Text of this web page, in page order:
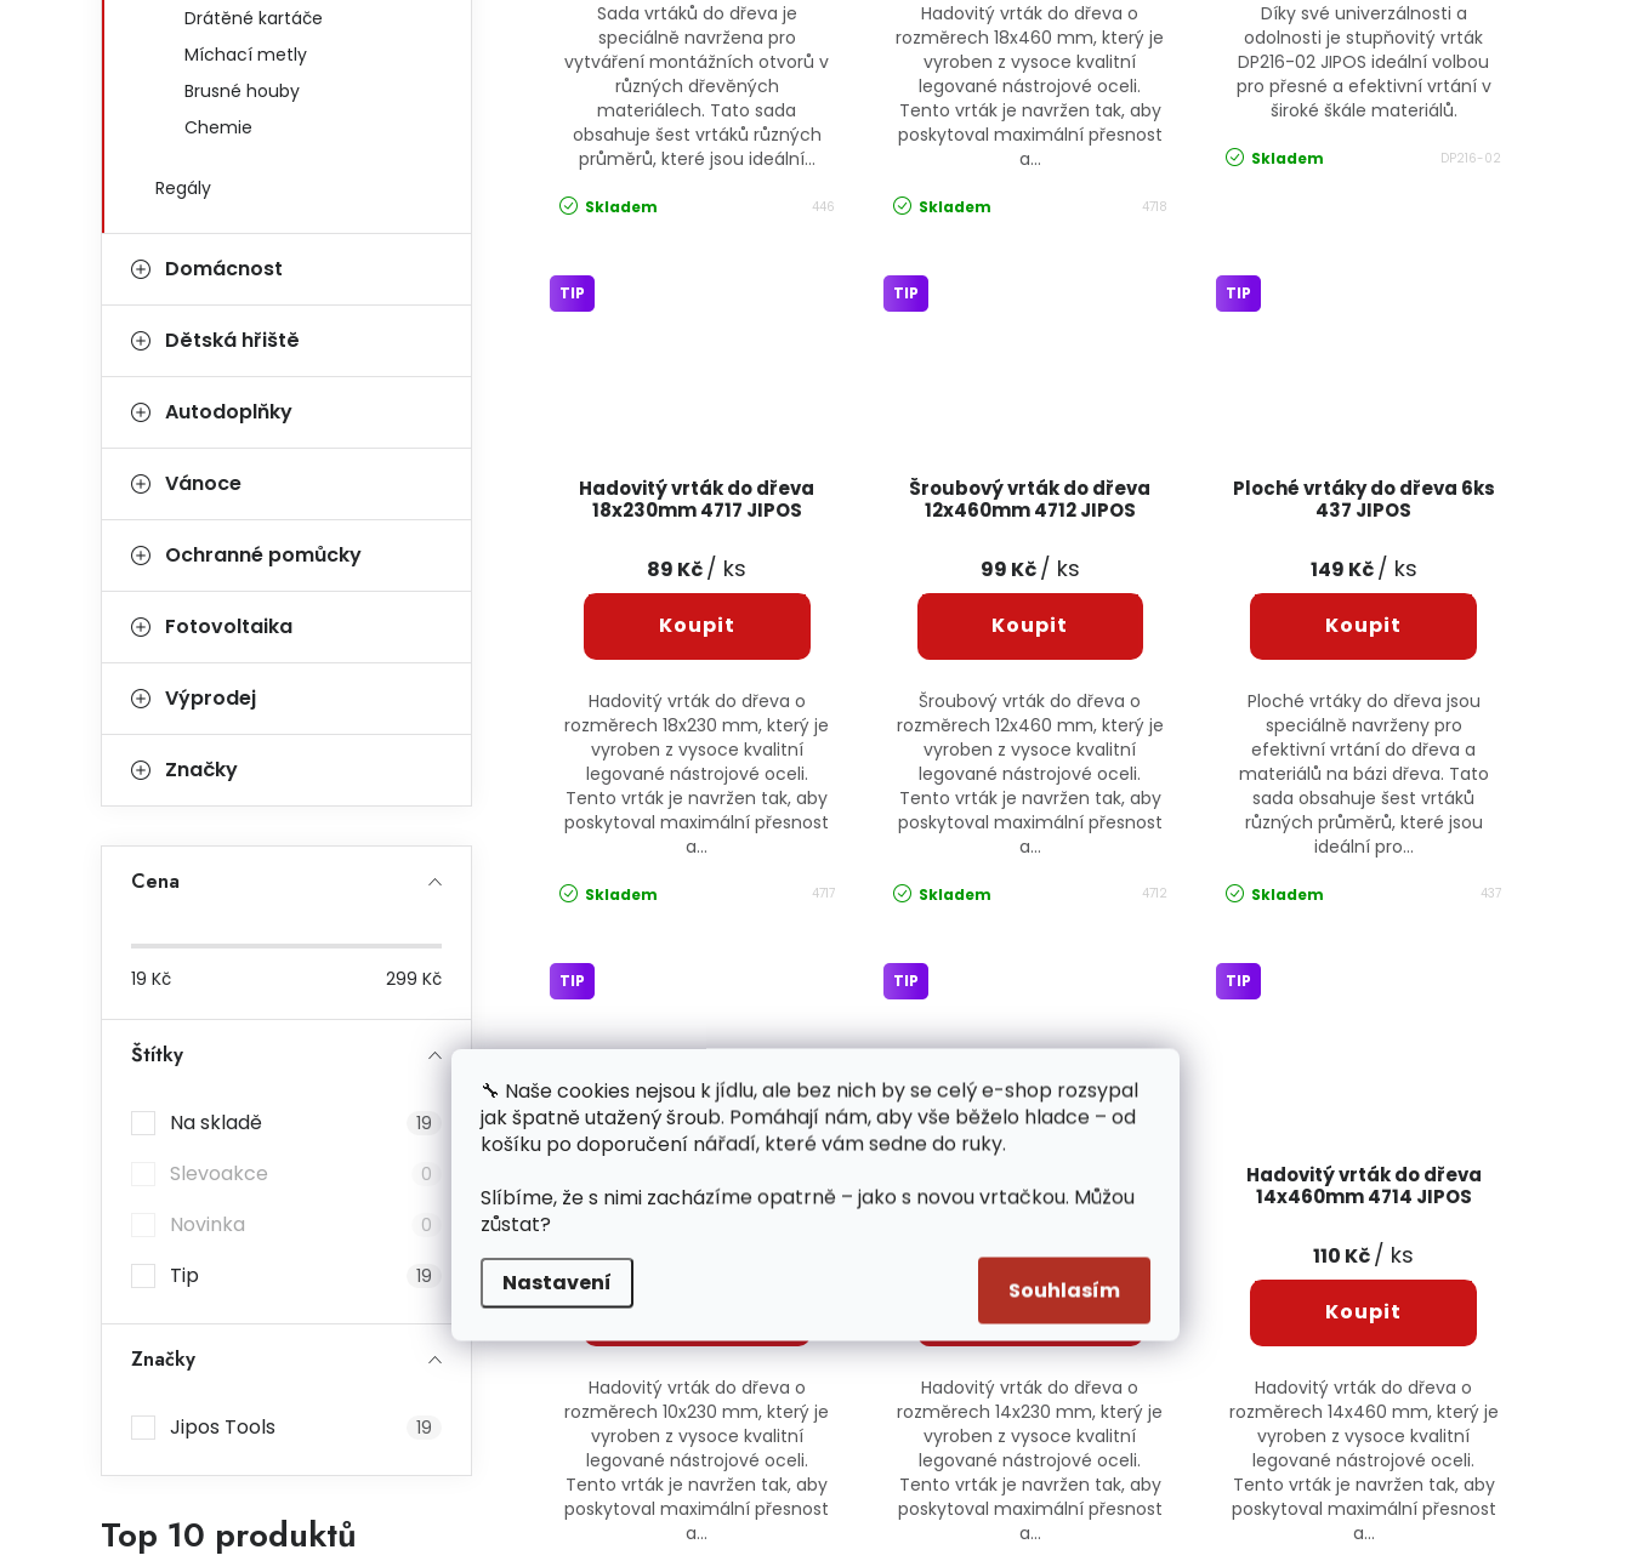
🔧 Naše cookies nejsou k jídlu, ale bez nich by se celý e-shop rozsypal
jak špatně utažený šroub. Pomáhají nám, aby vše běželo hladce – od
košíku po doporučení nářadí, které vám sedne do ruky.
Slíbíme, že s nimi zacházíme opatrně – jako s novou vrtačkou. Můžou
zůstat?
Nastavení Souhlasím
Drátěné kartáče
Míchací metly
Brusné houby
Chemie
Regály
Domácnost
Dětská hřiště
Autodoplňky
Vánoce
Ochranné pomůcky
Fotovoltaika
Výprodej
Značky
Cena
19 Kč 299 Kč
Štítky
Na skladě 19
Slevoakce 0
Novinka 0
Tip 19
Značky
Jipos Tools 19
Top 10 produktů
Sada vrtáků do dřeva je
speciálně navržena pro
vytváření montážních otvorů v
různých dřevěných
materiálech. Tato sada
obsahuje šest vrtáků různých
průměrů, které jsou ideální...
Skladem 446
Hadovitý vrták do dřeva o
rozměrech 18x460 mm, který je
vyroben z vysoce kvalitní
legované nástrojové oceli.
Tento vrták je navržen tak, aby
poskytoval maximální přesnost
a...
Skladem 4718
Díky své univerzálnosti a
odolnosti je stupňovitý vrták
DP216-02 JIPOS ideální volbou
pro přesné a efektivní vrtání v
široké škále materiálů.
Skladem DP216-02
Hadovitý vrták do dřeva
18x230mm 4717 JIPOS
TIP
89 Kč/ ks
Hadovitý vrták do dřeva o
rozměrech 18x230 mm, který je
vyroben z vysoce kvalitní
legované nástrojové oceli.
Tento vrták je navržen tak, aby
poskytoval maximální přesnost
a...
Skladem 4717
Šroubový vrták do dřeva
12x460mm 4712 JIPOS
TIP
99 Kč/ ks
Šroubový vrták do dřeva o
rozměrech 12x460 mm, který je
vyroben z vysoce kvalitní
legované nástrojové oceli.
Tento vrták je navržen tak, aby
poskytoval maximální přesnost
a...
Skladem 4712
Ploché vrtáky do dřeva 6ks
437 JIPOS
TIP
149 Kč/ ks
Ploché vrtáky do dřeva jsou
speciálně navrženy pro
efektivní vrtání do dřeva a
materiálů na bázi dřeva. Tato
sada obsahuje šest vrtáků
různých průměrů, které jsou
ideální pro...
Skladem 437
10x230mm 4709 JIPOS
TIP
Hadovitý vrták do dřeva o
rozměrech 10x230 mm, který je
vyroben z vysoce kvalitní
legované nástrojové oceli.
Tento vrták je navržen tak, aby
poskytoval maximální přesnost
a...
14x230mm 4713 JIPOS
TIP
70 Kč/ ks
Hadovitý vrták do dřeva o
rozměrech 14x230 mm, který je
vyroben z vysoce kvalitní
legované nástrojové oceli.
Tento vrták je navržen tak, aby
poskytoval maximální přesnost
a...
Hadovitý vrták do dřeva
14x460mm 4714 JIPOS
TIP
110 Kč/ ks
Hadovitý vrták do dřeva o
rozměrech 14x460 mm, který je
vyroben z vysoce kvalitní
legované nástrojové oceli.
Tento vrták je navržen tak, aby
poskytoval maximální přesnost
a...